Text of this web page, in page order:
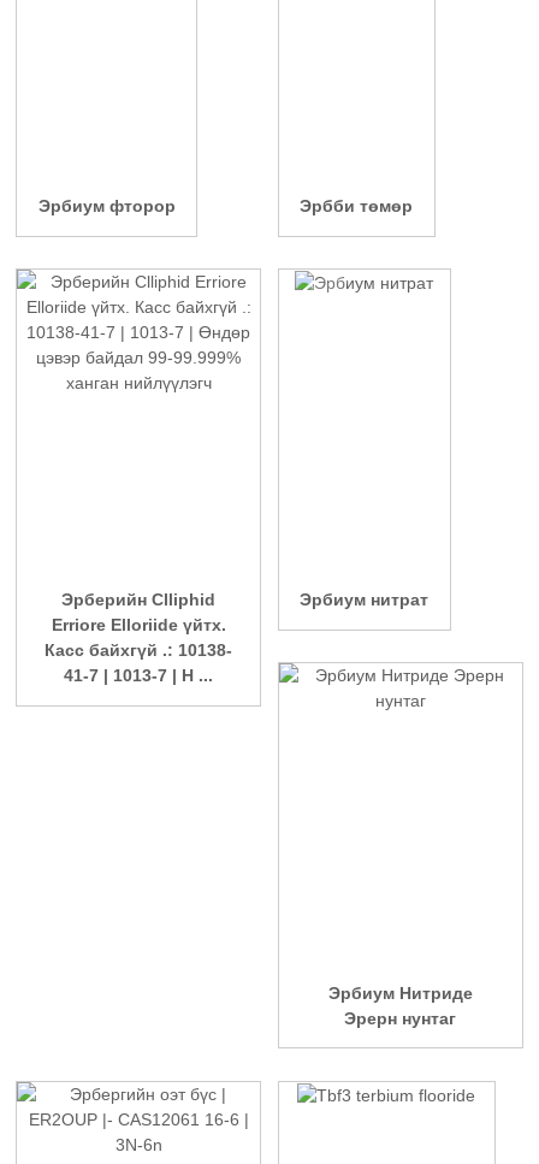
Эрбиум фторор Эрбби төмөр
Эрберийн Clliphid
Erriore Elloriide үйтx.
Касс байхгүй .: 10138-
41-7 | 1013-7 | H ...
Эрбиум нитрат
Эрбиум Нитриде
Эрерн нунтаг